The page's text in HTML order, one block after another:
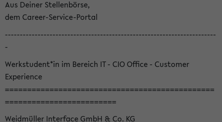
Aus Deiner Stellenbörse,
dem Career-Service-Portal
-----------------------------------------------------------------------
-
Werkstudent*in im Bereich IT - CIO Office - Customer
Experience
===============================================
=========================
Weidmüller Interface GmbH & Co. KG